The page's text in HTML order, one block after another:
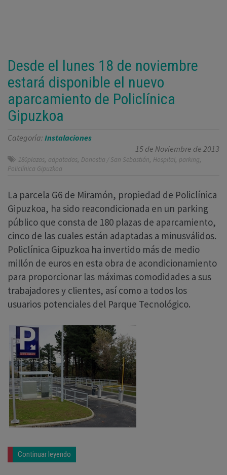
Desde el lunes 18 de noviembre
estará disponible el nuevo
aparcamiento de Policlínica
Gipuzkoa
Categoría: Instalaciones
15 de Noviembre de 2013
180plazas, adpatadas, Donostia / San Sebastián, Hospital, parking,
Policlínica Gipuzkoa
La parcela G6 de Miramón, propiedad de Policlínica
Gipuzkoa, ha sido reacondicionada en un parking
público que consta de 180 plazas de aparcamiento,
cinco de las cuales están adaptadas a minusválidos.
Policlínica Gipuzkoa ha invertido más de medio
millón de euros en esta obra de acondicionamiento
para proporcionar las máximas comodidades a sus
trabajadores y clientes, así como a todos los
usuarios potenciales del Parque Tecnológico.
Continuar leyendo